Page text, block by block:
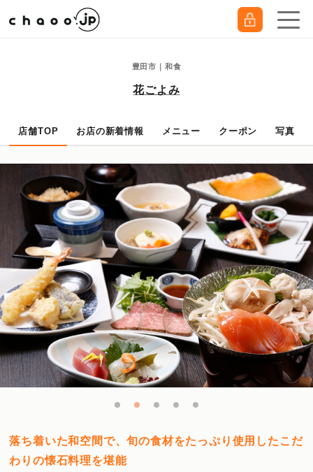
豊田市｜和食
花ごよみ
店舗TOP お店の新着情報 メニュー クーポン 写真
落ち着いた和空間で、旬の食材をたっぷり使用したこだ
わりの懐石料理を堪能